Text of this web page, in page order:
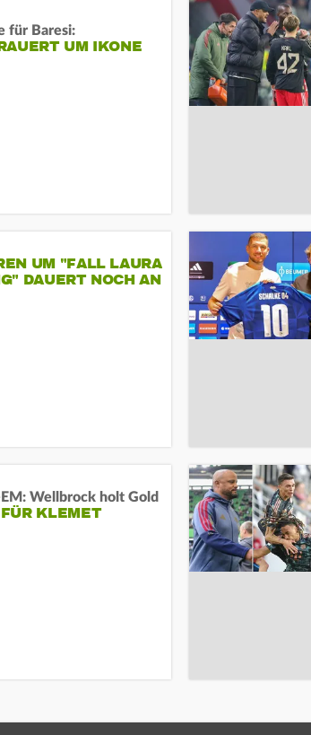
für Baresi:
UM IKONE
UM "FALL LAURA
DAUERT NOCH AN
Wellbrock holt Gold
KLEMET